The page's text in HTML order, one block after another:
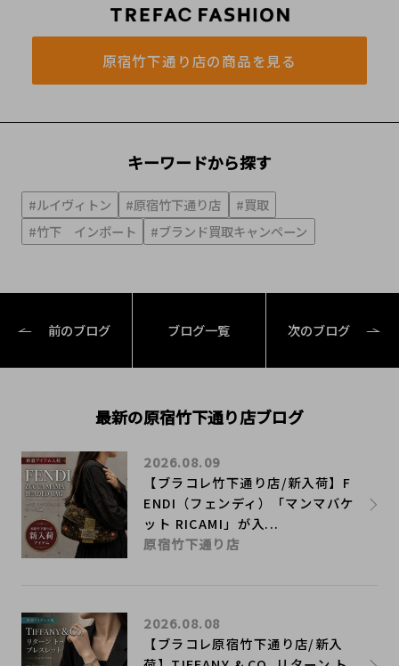
原宿竹下通り店の商品を見る
キーワードから探す
#ルイヴィトン #原宿竹下通り店
#買取
#竹下 インポート
#ブランド買取キャンペーン
前のブログ ブログ一覧 次のブログ
最新の原宿竹下通り店ブログ
【ブラコレ竹下通り店/新入荷】F
ENDI（フェンディ）「マンマバケ
ット RICAMI」が入...
2026.08.09
原宿竹下通り店
【ブラコレ原宿竹下通り店/新入
2026.08.08